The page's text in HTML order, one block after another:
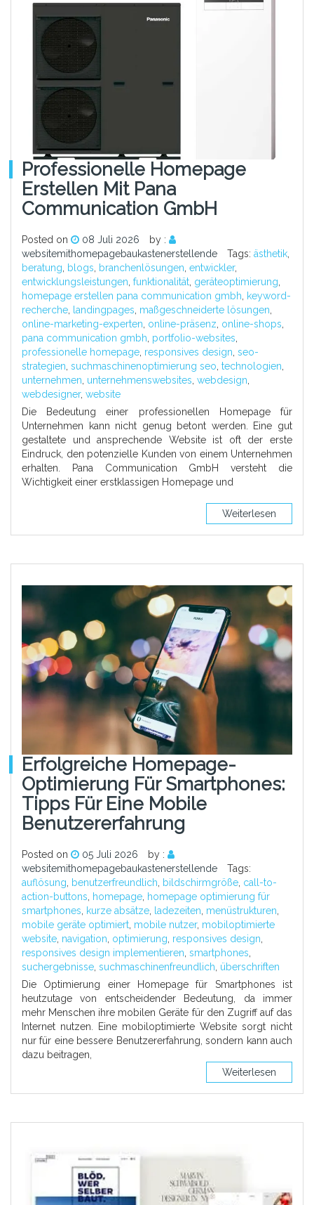
Professionelle Homepage
Erstellen Mit Pana
Communication GmbH
Posted on 08 Juli 2026
by :
websitemithomepagebaukastenerstellende
Tags: ästhetik
beratung blogs branchenlösungen entwickler,
entwicklungsleistungen funktionalität geräteoptimierung
homepage erstellen pana communication gmbh keyword-
recherche landingpages maßgeschneiderte lösungen
online-marketing-experten online-präsenz online-shops
pana communication gmbh portfolio-websites
professionelle homepage responsives design seo-
strategien suchmaschinenoptimierung seo technologien
unternehmen unternehmenswebsites webdesign
webdesigner, website
Die Bedeutung einer professionellen Homepage für
Unternehmen kann nicht genug betont werden. Eine gut
gestaltete und ansprechende Website ist oft der erste
Eindruck, den potenzielle Kunden von einem Unternehmen
erhalten. Pana Communication GmbH versteht die
Wichtigkeit einer erstklassigen Homepage und
Weiterlesen
Erfolgreiche Homepage-
Optimierung Für Smartphones:
Tipps Für Eine Mobile
Benutzererfahrung
Posted on 05 Juli 2026
by :
websitemithomepagebaukastenerstellende
Tags:
auflösung, benutzerfreundlich, bildschirmgröße, call-to-
action-buttons, homepage, homepage optimierung für
smartphones, kurze absätze, ladezeiten, menüstrukturen,
mobile geräte optimiert, mobile nutzer, mobiloptimierte
website, navigation, optimierung, responsives design,
responsives design implementieren, smartphones,
suchergebnisse, suchmaschinenfreundlich, überschriften
Die Optimierung einer Homepage für Smartphones ist
heutzutage von entscheidender Bedeutung, da immer
mehr Menschen ihre mobilen Geräte für den Zugriff auf das
Internet nutzen. Eine mobiloptimierte Website sorgt nicht
nur für eine bessere Benutzererfahrung, sondern kann auch
dazu beitragen,
Weiterlesen